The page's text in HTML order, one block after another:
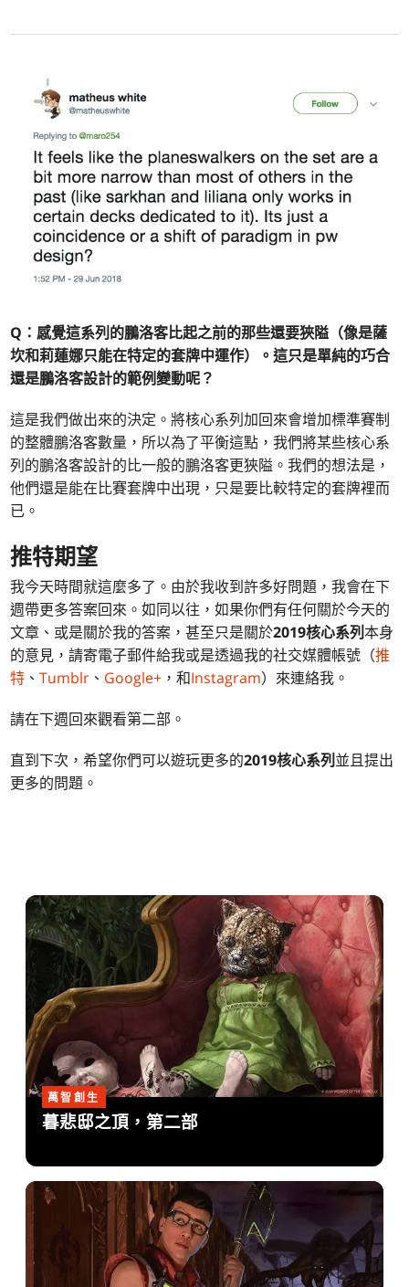
Q：感覺這系列的鵬洛客比起之前的那些還要狹隘（像是薩
坎和莉蓮娜只能在特定的套牌中運作）。這只是單純的巧合
還是鵬洛客設計的範例變動呢？
這是我們做出來的決定。將核心系列加回來會增加標準賽制
的整體鵬洛客數量，所以為了平衡這點，我們將某些核心系
列的鵬洛客設計的比一般的鵬洛客更狹隘。我們的想法是，
他們還是能在比賽套牌中出現，只是要比較特定的套牌裡而
已。
推特期望
我今天時間就這麼多了。由於我收到許多好問題，我會在下
週帶更多答案回來。如同以往，如果你們有任何關於今天的
文章、或是關於我的答案，甚至只是關於2019核心系列本身
的意見，請寄電子郵件給我或是透過我的社交媒體帳號（推
特 、Tumblr 、 Google+ ，和Instagram）來連絡我。
請在下週回來觀看第二部。
直到下次，希望你們可以遊玩更多的2019核心系列 並且提出
更多的問題。
萬智創生
暮悲邸之頂，第二部